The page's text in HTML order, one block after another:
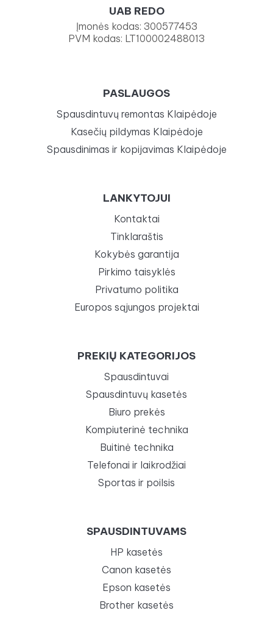
UAB REDO
Įmonės kodas: 300577453
PVM kodas: LT100002488013
PASLAUGOS
Spausdintuvų remontas Klaipėdoje
Kasečių pildymas Klaipėdoje
Spausdinimas ir kopijavimas Klaipėdoje
LANKYTOJUI
Kontaktai
Tinklaraštis
Kokybės garantija
Pirkimo taisyklės
Privatumo politika
Europos sąjungos projektai
PREKIŲ KATEGORIJOS
Spausdintuvai
Spausdintuvų kasetės
Biuro prekės
Kompiuterinė technika
Buitinė technika
Telefonai ir laikrodžiai
Sportas ir poilsis
SPAUSDINTUVAMS
HP kasetės
Canon kasetės
Epson kasetės
Brother kasetės